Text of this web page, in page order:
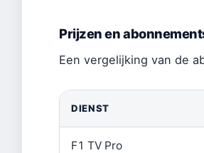
Prijzen en
Een vergelijking van de
DIENST
F1 TV Pro